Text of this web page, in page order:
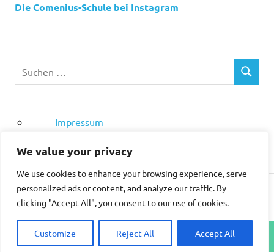
We value your privacy
We use cookies to enhance your browsing experience, serve
personalized ads or content, and analyze our traffic. By
clicking "Accept All", you consent to our use of cookies.
Customize Reject All Accept All
Die Comenius-Schule bei Instagram
Impressum
WordPress-Theme: Poseidon von ThemeZee.